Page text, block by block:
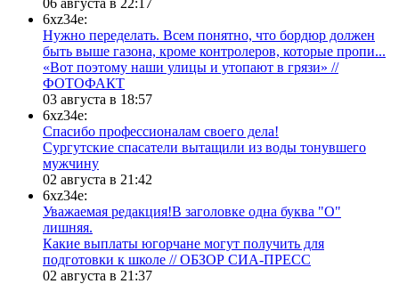
6xz34e:
Нужно переделать. Всем понятно, что бордюр должен
быть выше газона, кроме контролеров, которые пропи...
«Вот поэтому наши улицы и утопают в грязи» //
ФОТОФАКТ
03 августа в 18:57
6xz34e:
Спасибо профессионалам своего дела!
Сургутские спасатели вытащили из воды тонувшего
мужчину
02 августа в 21:42
6xz34e:
Уважаемая редакция!В заголовке одна буква "О"
лишняя.
Какие выплаты югорчане могут получить для
подготовки к школе // ОБЗОР СИА-ПРЕСС
02 августа в 21:37